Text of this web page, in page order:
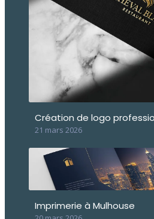
Création de logo
21 mars 2026
Imprimerie à Mulhouse